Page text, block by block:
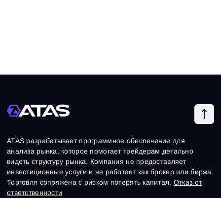
ATAS разрабатывает программное обеспечение для
анализа рынка, которое помогает трейдерам детально
видеть структуру рынка. Компания не предоставляет
инвестиционные услуги и не работает как брокер или биржа.
Торговля сопряжена с риском потерять капитал. Отказ от
ответственности